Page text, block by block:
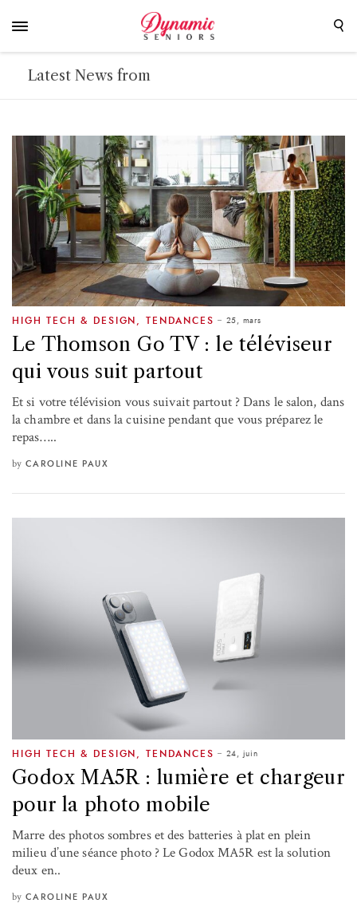
Latest News from
HIGH TECH & DESIGN ,TENDANCES 25, mars
Le Thomson Go TV : le téléviseur
qui vous suit partout
Et si votre télévision vous suivait partout ? Dans le salon, dans
la chambre et dans la cuisine pendant que vous préparez le
repas…..
by CAROLINE PAUX
HIGH TECH & DESIGN , TENDANCES 24, juin
Godox MA5R : lumière et chargeur
pour la photo mobile
Marre des photos sombres et des batteries à plat en plein
milieu d’une séance photo ? Le Godox MA5R est la solution
deux en..
by CAROLINE PAUX